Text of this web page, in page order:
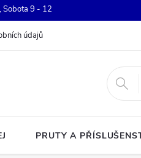
Sobota 9 - 12
údajů
PRUTY A